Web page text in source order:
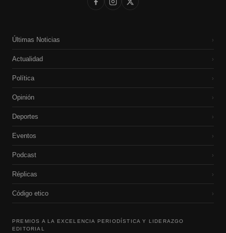
Últimas Noticias ›
Actualidad ›
Política ›
Opinión ›
Deportes ›
Eventos ›
Podcast ›
Réplicas ›
Código etico ›
PREMIOS A LA EXCELENCIA PERIODÍSTICA Y LIDERAZGO
EDITORIAL